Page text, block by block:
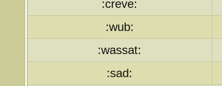
:creve:
:wub:
:wassat:
:sad: